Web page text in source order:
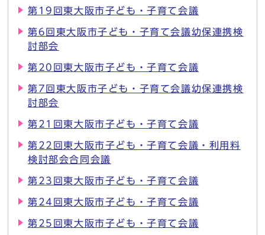
第19回東大阪市子ども・子育て会議
第6回東大阪市子ども・子育て会議幼保連携検
討部会
第20回東大阪市子ども・子育て会議
第7回東大阪市子ども・子育て会議幼保連携検
討部会
第21回東大阪市子ども・子育て会議
第22回東大阪市子ども・子育て会議・利用料
検討部会合同会議
第23回東大阪市子ども・子育て会議
第24回東大阪市子ども・子育て会議
第25回東大阪市子ども・子育て会議